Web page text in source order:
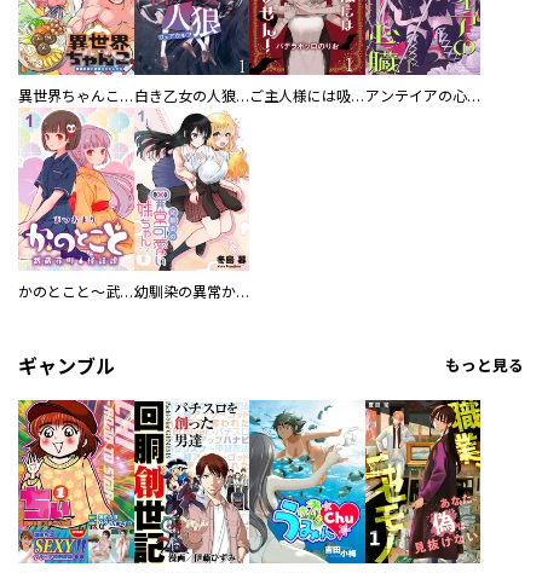
異世界ちゃんこ～横綱目前に召喚されたんだが～ 【連載版】 白き乙女の人狼（ウェアウルフ） 【連載版】 ご主人様には吸わせません！ 【連載版】 アンテイアの心臓 【連載版】
かのとこと～武蔵花町怪話譚～ 【連載版】 幼馴染の異常かわいい妹ちゃん 【連載版】
ギャンブル もっと見る